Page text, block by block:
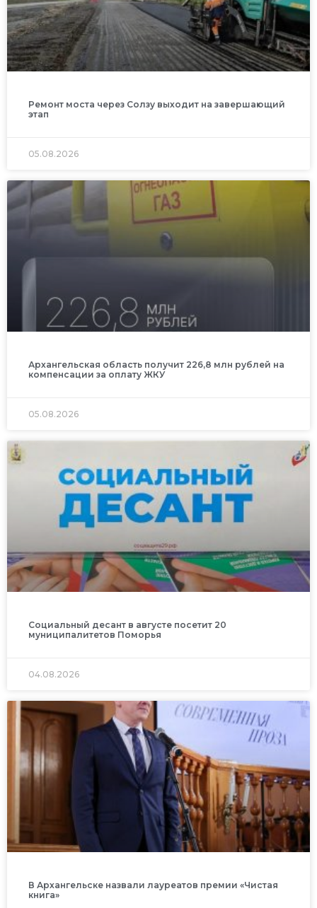
Ремонт моста через Солзу выходит на завершающий
этап
05.08.2026
Архангельская область получит 226,8 млн рублей на
компенсации за оплату ЖКУ
05.08.2026
Социальный десант в августе посетит 20
муниципалитетов Поморья
04.08.2026
В Архангельске назвали лауреатов премии «Чистая
книга»